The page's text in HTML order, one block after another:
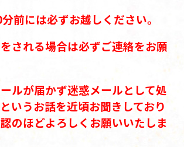
前には必ずお越しください。
される場合は必ずご連絡をお願
ルが届かず迷惑メールとして処
いうお話を近頃お聞きしており
のほどよろしくお願いいたしま